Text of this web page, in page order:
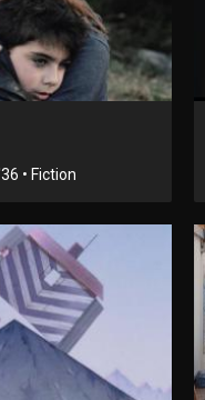
• Fiction